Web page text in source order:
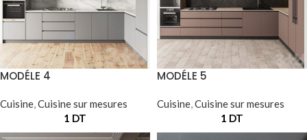
MODÉLE 4
Cuisine Cuisine sur mesures
1 DT
MODÉLE 5
Cuisine Cuisine sur mesures
1 DT